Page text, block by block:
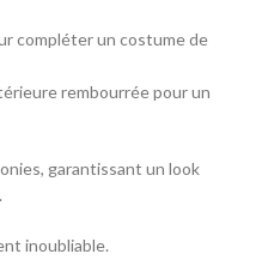
compléter un costume de
rembourrée pour un
garantissant un look
inoubliable.